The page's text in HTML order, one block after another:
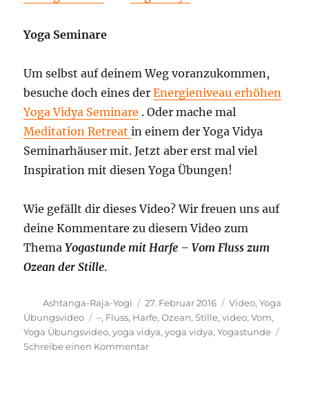
Yoga Seminare
Um selbst auf deinem Weg voranzukommen,
besuche doch eines derEnergieniveau erhöhen
Yoga Vidya Seminare . Oder mache mal
Meditation Retreatin einem der Yoga Vidya
Seminarhäuser mit. Jetzt aber erst mal viel
Inspiration mit diesen Yoga Übungen!
Wie gefällt dir dieses Video? Wir freuen uns auf
deine Kommentare zu diesem Video zum
ThemaYogastunde mit Harfe – Vom Fluss zum
Ozean der Stille.
Autor
Ashtanga-Raja-Yogi
Veröffentlicht
am
27. Februar 2016 Kategorien
Video,Yoga
Übungsvideo
Schlagwörter
–, Fluss, Harfe,Ozean,Stille,video,Vom,
Yoga Übungsvideo,yoga vidya,yoga vidya,Yogastunde
Schreibe einen Kommentarzu